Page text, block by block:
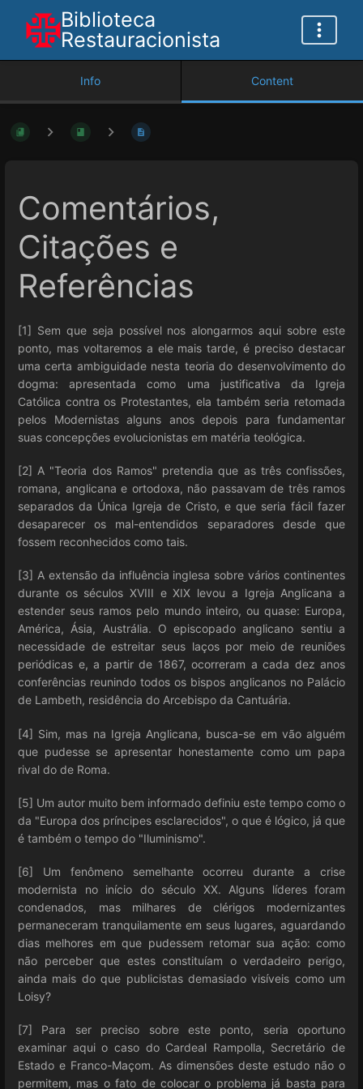
Biblioteca
Restauracionista
Info Content
Comentários,
Citações e
Referências
[1] Sem que seja possível nos alongarmos aqui sobre este
ponto, mas voltaremos a ele mais tarde, é preciso destacar
uma certa ambiguidade nesta teoria do desenvolvimento do
dogma: apresentada como uma justificativa da Igreja
Católica contra os Protestantes, ela também seria retomada
pelos Modernistas alguns anos depois para fundamentar
suas concepções evolucionistas em matéria teológica.
[2] A "Teoria dos Ramos" pretendia que as três confissões,
romana, anglicana e ortodoxa, não passavam de três ramos
separados da Única Igreja de Cristo, e que seria fácil fazer
desaparecer os mal-entendidos separadores desde que
fossem reconhecidos como tais.
[3] A extensão da influência inglesa sobre vários continentes
durante os séculos XVIII e XIX levou a Igreja Anglicana a
estender seus ramos pelo mundo inteiro, ou quase: Europa,
América, Ásia, Austrália. O episcopado anglicano sentiu a
necessidade de estreitar seus laços por meio de reuniões
periódicas e, a partir de 1867, ocorreram a cada dez anos
conferências reunindo todos os bispos anglicanos no Palácio
de Lambeth, residência do Arcebispo da Cantuária.
[4] Sim, mas na Igreja Anglicana, busca-se em vão alguém
que pudesse se apresentar honestamente como um papa
rival do de Roma.
[5] Um autor muito bem informado definiu este tempo como o
da "Europa dos príncipes esclarecidos", o que é lógico, já que
é também o tempo do "Iluminismo".
[6] Um fenômeno semelhante ocorreu durante a crise
modernista no início do século XX. Alguns líderes foram
condenados, mas milhares de clérigos modernizantes
permaneceram tranquilamente em seus lugares, aguardando
dias melhores em que pudessem retomar sua ação: como
não perceber que estes constituíam o verdadeiro perigo,
ainda mais do que publicistas demasiado visíveis como um
Loisy?
[7] Para ser preciso sobre este ponto, seria oportuno
examinar aqui o caso do Cardeal Rampolla, Secretário de
Estado e Franco-Maçom. As dimensões deste estudo não o
permitem, mas o fato de colocar o problema já basta para